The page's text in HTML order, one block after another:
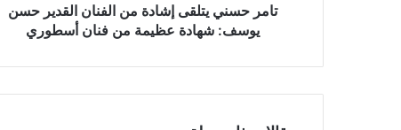
شهادة
فنان
تامر حسني يتلقى إشادة من الفنان القدير حسن
يوسف: شهادة عظيمة من فنان أسطوري